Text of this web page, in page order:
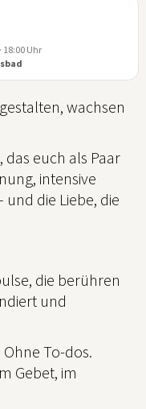
18:00 Uhr
wachsen
das euch als Paar
intensive
und die Liebe, die
die berühren
und
To-dos.
Gebet, im